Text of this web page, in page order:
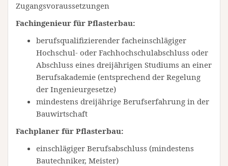
Zugangsvoraussetzungen
Fachingenieur für Pflasterbau:
berufsqualifizierender facheinschlägiger
Hochschul- oder Fachhochschulabschluss oder
Abschluss eines dreijährigen Studiums an einer
Berufsakademie (entsprechend der Regelung
der Ingenieurgesetze)
mindestens dreijährige Berufserfahrung in der
Bauwirtschaft
Fachplaner für Pflasterbau:
einschlägiger Berufsabschluss (mindestens
Bautechniker, Meister)